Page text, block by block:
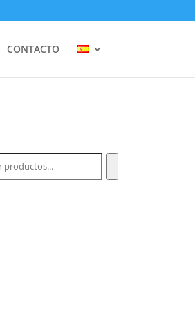
CONTACTO